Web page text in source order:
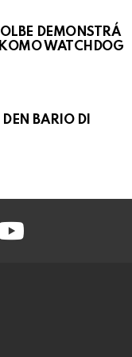
DEMONSTRÁ
WATCHDOG
BARIO DI
youtube